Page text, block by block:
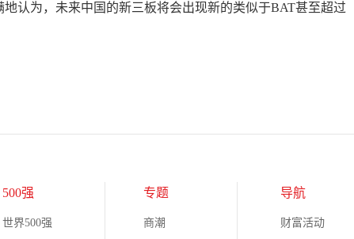
认为，未来中国的新三板将会出现新的类似于BAT甚至超过
500强
世界500强
专题
商潮
导航
财富活动